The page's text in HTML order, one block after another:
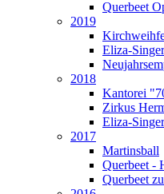
Querbeet
2019
Eliza-
2018
Kantorei
Zirkus
Eliza-
2017
Martinsball
Querbeet -
Querbeet